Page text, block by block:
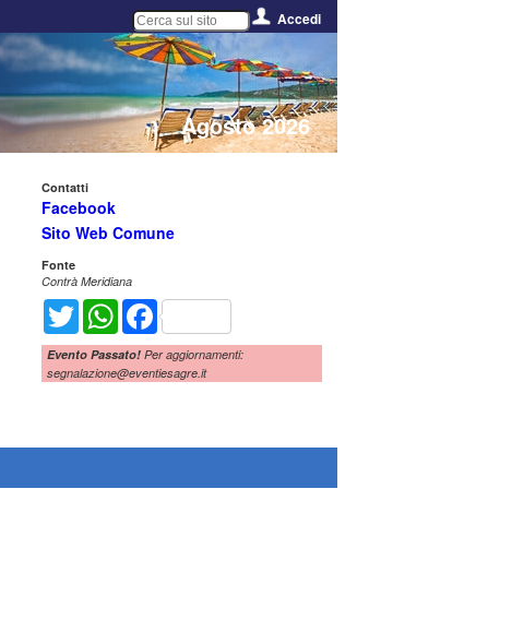
Accedi
Agosto 2026
Contatti
Facebook
Sito Web Comune
Fonte
Contrà Meridiana
Twitter WhatsAppFacebook
Evento Passato! Per aggiornamenti:
segnalazione@eventiesagre.it